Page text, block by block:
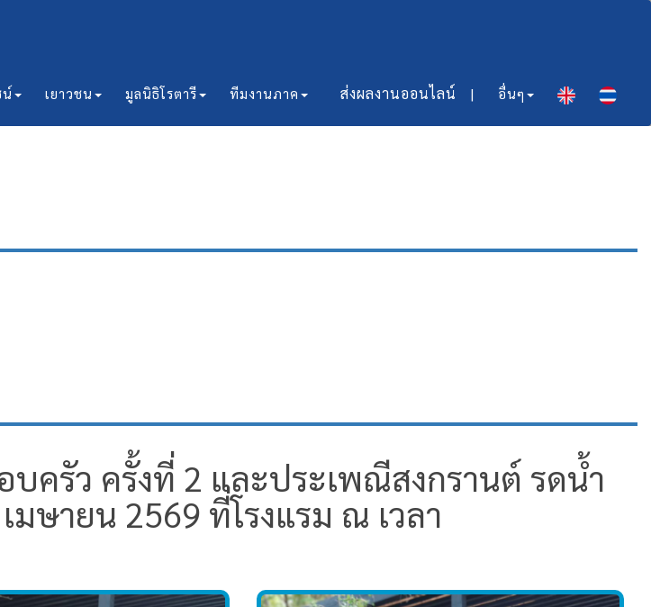
เยาวชน มูลนิธิโรตารี ทีมงานภาค ส่งผลงานออนไลน์​ | อื่นๆ
บครัว ครั้งที่ 2 และประเพณีสงกรานต์ รดน้ำ
ษายน 2569 ที่โรงแรม ณ เวลา